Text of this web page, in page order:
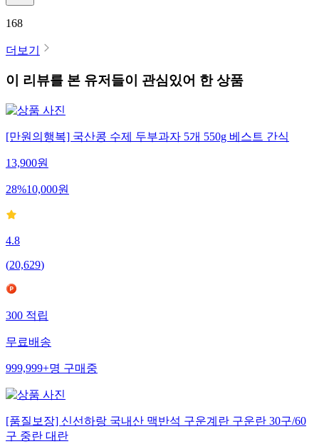
168
더보기
이 리뷰를 본 유저들이 관심있어 한 상품
[만원의행복] 국산콩 수제 두부과자 5개 550g 베스트 간식
13,900원
28%10,000원
4.8
(20,629)
300 적립
무료배송
999,999+명 구매중
[품질보장] 신선하랑 국내산 맥반석 구운계란 구운란 30구/60
구 중란 대란